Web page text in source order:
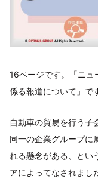
16ページです。「ニュ
係る報道について」で
自動車の貿易を行う子
同一の企業グループに
れる懸念がある、とい
アによってなされまし